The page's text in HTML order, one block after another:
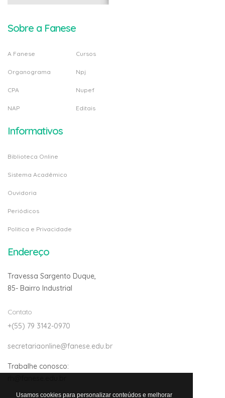
Usamos cookies para personalizar conteúdos e melhorar
Sobre a Fanese
A Fanese
Organograma
CPA
NAP
Cursos
Npj
Nupef
Editais
Informativos
Biblioteca Online
Sistema Acadêmico
Ouvidoria
Periódicos
Politica e Privacidade
Endereço
Travessa Sargento Duque,
85- Bairro Industrial
Contato
+(55) 79 3142-0970
secretariaonline@fanese.edu.br
Trabalhe conosco: